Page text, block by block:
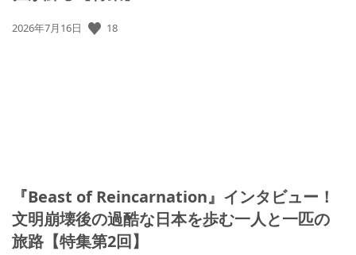
公
2026年7月16日 18
『Beast of Reincarnation』インタビュー！
文明崩壊後の過酷な日本を歩む一人と一匹の
旅路【特集第2回】